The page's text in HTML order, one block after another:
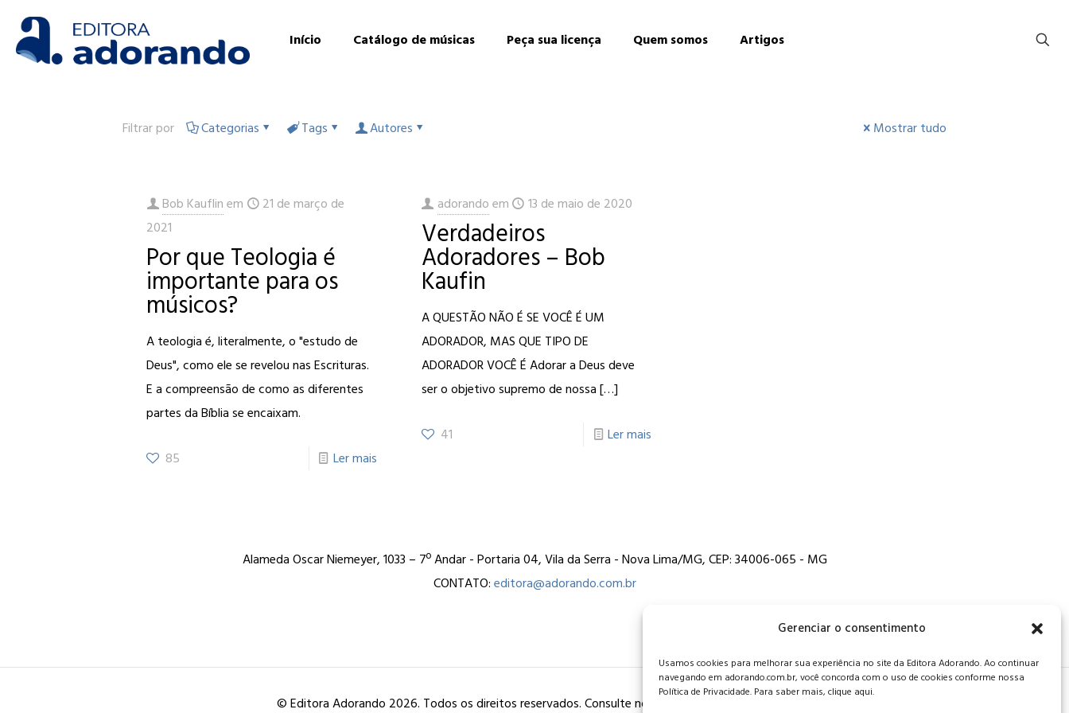
Gerenciar o consentimento
Usamos cookies para melhorar sua experiência no site da Editora Adorando. Ao continuar
navegando em adorando.com.br, você concorda com o uso de cookies conforme nossa
Política de Privacidade. Para saber mais, clique aqui.
Início Catálogo de músicas Peça sua licença Quem somos Artigos
Filtrar por Categorias Tags Autores Mostrar tudo
Bob Kauflin em
21 de março de
2021
Por que Teologia é
importante para os
músicos?
A teologia é, literalmente, o "estudo de
Deus", como ele se revelou nas Escrituras.
E a compreensão de como as diferentes
partes da Bíblia se encaixam.
85 Ler mais
adorandoem 13 de maio de 2020
Verdadeiros
Adoradores – Bob
Kaufin
A QUESTÃO NÃO É SE VOCÊ É UM
ADORADOR, MAS QUE TIPO DE
ADORADOR VOCÊ É Adorar a Deus deve
ser o objetivo supremo de nossa[…]
41 Ler mais
Alameda Oscar Niemeyer, 1033 – 7º Andar - Portaria 04, Vila da Serra - Nova Lima/MG, CEP: 34006-065 - MG
CONTATO:editora@adorando.com.br
© Editora Adorando 2026. Todos os direitos reservados. Consulte nossa